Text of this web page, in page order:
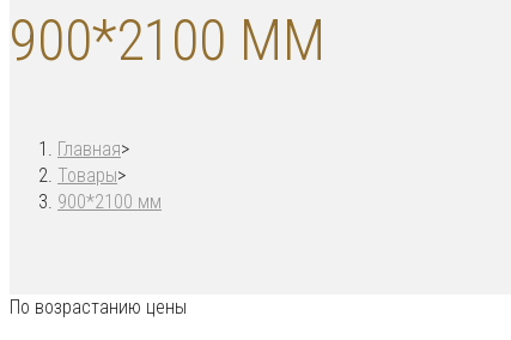
900*2100 ММ
Главная>
Товары>
900*2100 мм
По возрастанию цены